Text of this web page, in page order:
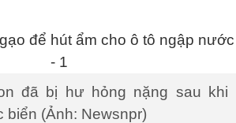
đã bị hư hỏng nặng sau khi
biển (Ảnh: Newsnpr)